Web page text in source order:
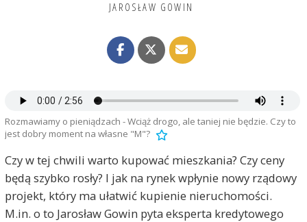
JAROSŁAW GOWIN
Rozmawiamy o pieniądzach - Wciąż drogo, ale taniej nie będzie. Czy to
jest dobry moment na własne "M"?
Czy w tej chwili warto kupować mieszkania? Czy ceny
będą szybko rosły? I jak na rynek wpłynie nowy rządowy
projekt, który ma ułatwić kupienie nieruchomości.
M.in. o to Jarosław Gowin pyta eksperta kredytowego